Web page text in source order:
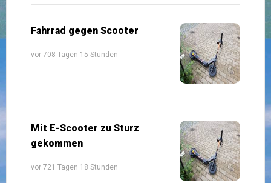
Fahrrad gegen Scooter
vor 708 Tagen 15 Stunden
Mit E-Scooter zu Sturz
gekommen
vor 721 Tagen 18 Stunden